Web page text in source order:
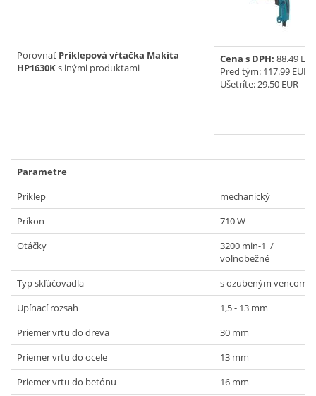
Porovnať Príklepová vŕtačka Makita
HP1630Ks inými produktami
Cena s DPH: 88.49
Pred tým: 117.99 EUR
Ušetríte: 29.50 EUR
Parametre
Príklep
mechanický
Príkon
710 W
Otáčky
3200 min-1 /
voľnobežné
Typ skľúčovadla
s ozubeným vencom
Upínací rozsah
1,5 - 13 mm
Priemer vrtu do dreva
30 mm
Priemer vrtu do ocele
13 mm
Priemer vrtu do betónu
16 mm